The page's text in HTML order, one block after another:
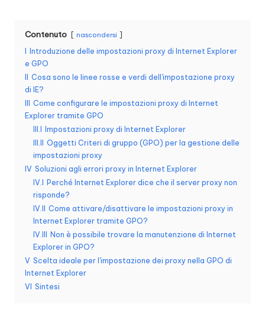
e
a
o
a
Contenuto nascondersi
Introduzione delle impostazioni proxy di Internet Explorer
e GPO
Cosa sono le linee rosse e verdi dell'impostazione proxy
di IE?
Come configurare le impostazioni proxy di Internet
Explorer tramite GPO
III.I
Impostazioni proxy di Internet Explorer
III.II
Oggetti Criteri di gruppo (GPO) per la gestione delle
impostazioni proxy
IV Soluzioni agli errori proxy in Internet Explorer
IV.I
Perché Internet Explorer dice che il server proxy non
risponde?
IV.II
Come attivare/disattivare le impostazioni proxy in
Internet Explorer tramite GPO?
IV.III
Non è possibile trovare la manutenzione di Internet
Explorer in GPO?
V Scelta ideale per l'impostazione dei proxy nella GPO di
Internet Explorer
VI Sintesi